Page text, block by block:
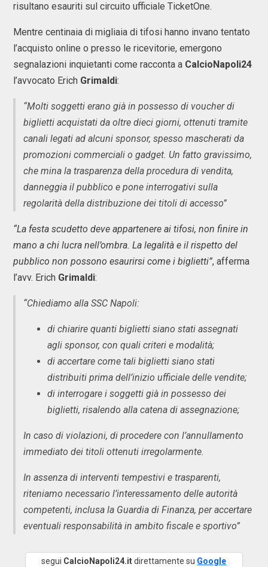
risultano esauriti sul circuito ufficiale TicketOne.
Mentre centinaia di migliaia di tifosi hanno invano tentato
l’acquisto online o presso le ricevitorie, emergono
segnalazioni inquietanti come racconta a CalcioNapoli24
l’avvocato Erich Grimaldi:
“Molti soggetti erano già in possesso di voucher di
biglietti acquistati da oltre dieci giorni, ottenuti tramite
canali legati ad alcuni sponsor, spesso mascherati da
promozioni commerciali o gadget. Un fatto gravissimo,
che mina la trasparenza della procedura di vendita,
danneggia il pubblico e pone interrogativi sulla
regolarità della distribuzione dei titoli di accesso”
“La festa scudetto deve appartenere ai tifosi, non finire in
mano a chi lucra nell’ombra. La legalità e il rispetto del
pubblico non possono esaurirsi come i biglietti”, afferma
l’avv. Erich Grimaldi:
“Chiediamo alla SSC Napoli:
di chiarire quanti biglietti siano stati assegnati
agli sponsor, con quali criteri e modalità;
di accertare come tali biglietti siano stati
distribuiti prima dell’inizio ufficiale delle vendite;
di interrogare i soggetti già in possesso dei
biglietti, risalendo alla catena di assegnazione;
In caso di violazioni, di procedere con l’annullamento
immediato dei titoli ottenuti irregolarmente.
In assenza di interventi tempestivi e trasparenti,
riteniamo necessario l’interessamento delle autorità
competenti, inclusa la Guardia di Finanza, per accertare
eventuali responsabilità in ambito fiscale e sportivo”
segui CalcioNapoli24.itdirettamente su Google